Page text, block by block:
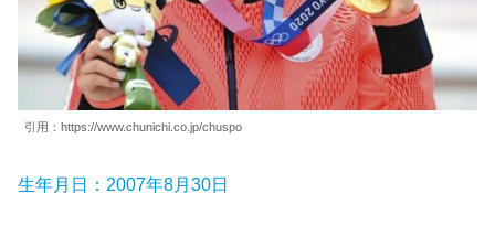
引用：https://www.chunichi.co.jp/chuspo
生年月日：2007年8月30日